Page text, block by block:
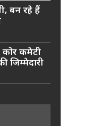
बन रहे हैं
कोर कमेटी
जिम्मेदारी